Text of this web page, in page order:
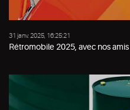
31 janv. 2025, 16:25:21
Rétromobile 2025, avec nos amis